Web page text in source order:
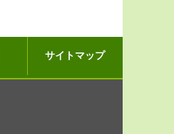
サイトマップ